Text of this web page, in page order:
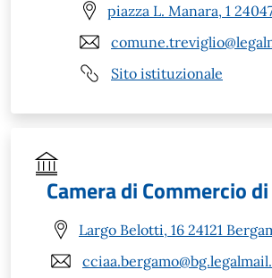
piazza L. Manara, 1
Sito istituzionale
Camera di Commercio
Largo Belotti, 16 24121